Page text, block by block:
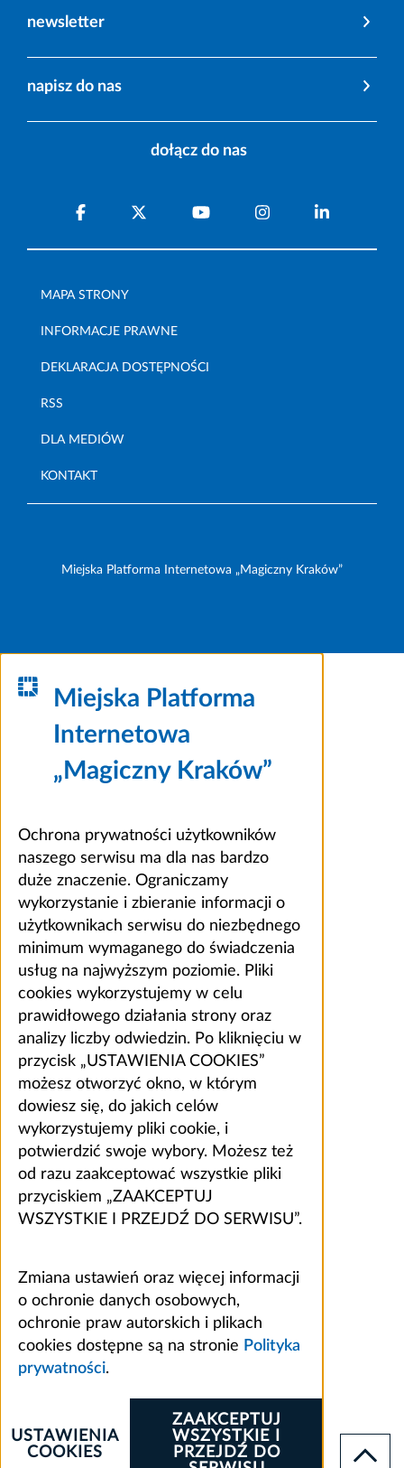
newsletter
napisz do nas
dołącz do nas
MAPA STRONY
INFORMACJE PRAWNE
DEKLARACJA DOSTĘPNOŚCI
RSS
DLA MEDIÓW
KONTAKT
Miejska Platforma Internetowa „Magiczny Kraków”
Miejska Platforma
Internetowa
„Magiczny Kraków”
Ochrona prywatności użytkowników
naszego serwisu ma dla nas bardzo
duże znaczenie. Ograniczamy
wykorzystanie i zbieranie informacji o
użytkownikach serwisu do niezbędnego
minimum wymaganego do świadczenia
usług na najwyższym poziomie. Pliki
cookies wykorzystujemy w celu
prawidłowego działania strony oraz
analizy liczby odwiedzin. Po kliknięciu w
przycisk „USTAWIENIA COOKIES”
możesz otworzyć okno, w którym
dowiesz się, do jakich celów
wykorzystujemy pliki cookie, i
potwierdzić swoje wybory. Możesz też
od razu zaakceptować wszystkie pliki
przyciskiem „ZAAKCEPTUJ
WSZYSTKIE I PRZEJDŹ DO SERWISU”.
Zmiana ustawień oraz więcej informacji
o ochronie danych osobowych,
ochronie praw autorskich i plikach
cookies dostępne są na stronie Polityka
prywatności.
ZAAKCEPTUJ
WSZYSTKIE I
PRZEJDŹ DO
USTAWIENIA
COOKIES